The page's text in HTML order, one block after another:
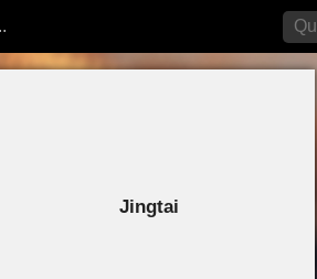
(archives)
Jingtai